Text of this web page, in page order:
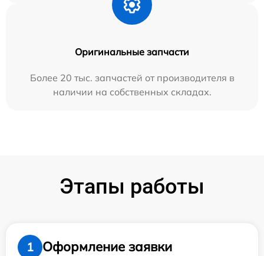
Оригинальные запчасти
Более 20 тыс. запчастей от производителя в
наличии на собственных складах.
Этапы работы
1
Оформление заявки